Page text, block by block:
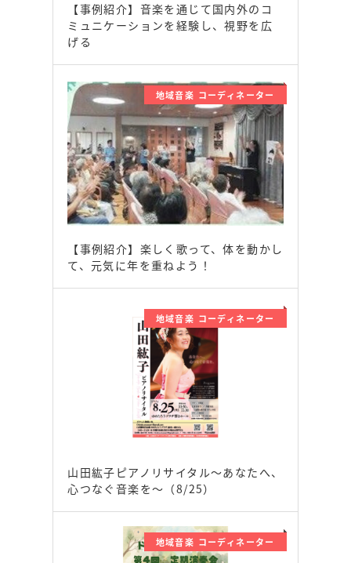
【事例紹介】音楽を通じて国内外のコ
ミュニケーションを経験し、視野を広
げる
地域音楽 コーディネーター
【事例紹介】楽しく歌って、体を動かし
て、元気に年を重ねよう！
地域音楽 コーディネーター
山田紘子ピアノリサイタル～あなたへ、
心つなぐ音楽を～（8/25）
地域音楽 コーディネーター